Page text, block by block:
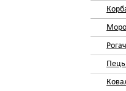
Пець